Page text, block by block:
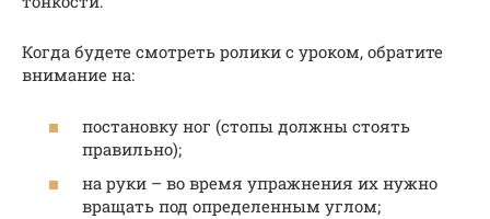
Когда будете смотреть ролики с уроком, обратите
внимание на:
постановку ног (стопы должны стоять
правильно);
на руки – во время упражнения их нужно
вращать под определенным углом;